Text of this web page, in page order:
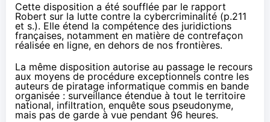
Cette disposition a été soufflée par le rapport
Robert sur la lutte contre la cybercriminalité (p.211
et s.). Elle étend la compétence des juridictions
françaises, notamment en matière de contrefaçon
réalisée en ligne, en dehors de nos frontières.
La même disposition autorise au passage le recours
aux moyens de procédure exceptionnels contre les
auteurs de piratage informatique commis en bande
organisée : surveillance étendue à tout le territoire
national, infiltration, enquête sous pseudonyme,
mais pas de garde à vue pendant 96 heures.